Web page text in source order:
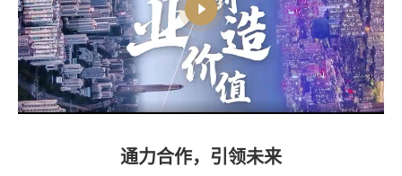
通力合作，引领未来